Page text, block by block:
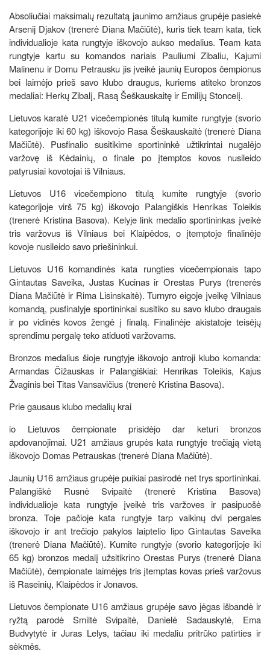
Absoliučiai maksimalų rezultatą jaunimo amžiaus grupėje pasiekė
Arsenij Djakov (trenerė Diana Mačiūtė), kuris tiek team kata, tiek
individualioje kata rungtyje iškovojo aukso medalius. Team kata
rungtyje kartu su komandos nariais Pauliumi Zibaliu, Kajumi
Malinenu ir Domu Petrausku jis įveikė jaunių Europos čempionus
bei laimėjo prieš savo klubo draugus, kuriems atiteko bronzos
medaliai: Herkų Zibalį, Rasą Šeškauskaitę ir Emilijų Stoncelį.
Lietuvos karatė U21 vicečempionės titulą kumite rungtyje (svorio
kategorijoje iki 60 kg) iškovojo Rasa Šeškauskaitė (trenerė Diana
Mačiūtė). Pusfinalio susitikime sportininkė užtikrintai nugalėjo
varžovę iš Kėdainių, o finale po įtemptos kovos nusileido
patyrusiai kovotojai iš Vilniaus.
Lietuvos U16 vicečempiono titulą kumite rungtyje (svorio
kategorijoje virš 75 kg) iškovojo Palangiškis Henrikas Toleikis
(trenerė Kristina Basova). Kelyje link medalio sportininkas įveikė
tris varžovus iš Vilniaus bei Klaipėdos, o įtemptoje finalinėje
kovoje nusileido savo priešininkui.
Lietuvos U16 komandinės kata rungties vicečempionais tapo
Gintautas Saveika, Justas Kucinas ir Orestas Purys (trenerės
Diana Mačiūtė ir Rima Lisinskaitė). Turnyro eigoje įveikę Vilniaus
komandą, pusfinalyje sportininkai susitiko su savo klubo draugais
ir po vidinės kovos žengė į finalą. Finalinėje akistatoje teisėjų
sprendimu pergalę teko atiduoti varžovams.
Bronzos medalius šioje rungtyje iškovojo antroji klubo komanda:
Armandas Čižauskas ir Palangiškiai: Henrikas Toleikis, Kajus
Žvaginis bei Titas Vansavičius (trenerė Kristina Basova).
Prie gausaus klubo medalių krai
io Lietuvos čempionate prisidėjo dar keturi bronzos
apdovanojimai. U21 amžiaus grupės kata rungtyje trečiąją vietą
iškovojo Domas Petrauskas (trenerė Diana Mačiūtė).
Jaunių U16 amžiaus grupėje puikiai pasirodė net trys sportininkai.
Palangiškė Rusnė Svipaitė (trenerė Kristina Basova)
individualioje kata rungtyje įveikė tris varžoves ir pasipuošė
bronza. Toje pačioje kata rungtyje tarp vaikinų dvi pergales
iškovojo ir ant trečiojo pakylos laiptelio lipo Gintautas Saveika
(trenerė Diana Mačiūtė). Kumite rungtyje (svorio kategorijoje iki
65 kg) bronzos medalį užsitikrino Orestas Purys (trenerė Diana
Mačiūtė), čempionate laimėjęs tris įtemptas kovas prieš varžovus
iš Raseinių, Klaipėdos ir Jonavos.
Lietuvos čempionate U16 amžiaus grupėje savo jėgas išbandė ir
ryžtą parodė Smiltė Svipaitė, Danielė Sadauskytė, Ema
Budvytytė ir Juras Lelys, tačiau iki medaliu pritrūko patirties ir
sėkmės.